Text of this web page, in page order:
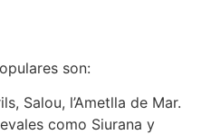
son:
Salou, l’Ametlla de Mar.
como Siurana y